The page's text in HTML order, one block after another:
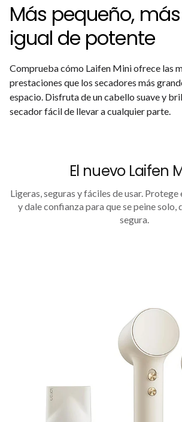
Más pequeño,
igual de potente
Comprueba cómo Laifen Mini ofrece las
prestaciones que los secadores más
espacio. Disfruta de un cabello suave y
secador fácil de llevar a cualquier parte.
El nuevo Laifen
Ligeras, seguras y fáciles de usar.
y dale confianza para que se peine solo,
segura.